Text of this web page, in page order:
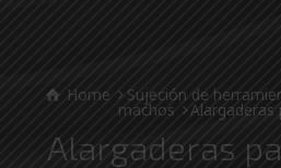
Home Sujeción de
machos Alargaderas
Alargaderas